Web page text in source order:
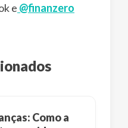
e @finanzero
Como a